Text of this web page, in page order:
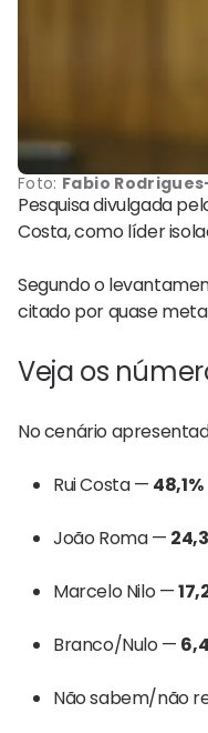
Foto: Fabio
Pesquisa divulgada
Costa, como líder
Segundo o
citado por quase
Veja os
No cenário
Rui Costa— 48,1%
João Roma—
Marcelo Nilo —
Branco/Nulo —
Não sabem/não